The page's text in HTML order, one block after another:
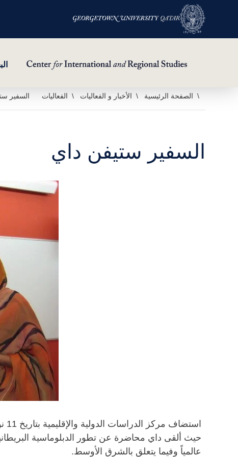
الصفحة الرئيسية الأخبار و الفعاليات الفعاليات السفير
السفير ستيفن داي
حيث ألقى داي محاضرة عن تطور الدبلوماسية البريطانية
عالمياً وفيما يتعلق بالشرق الأوسط.